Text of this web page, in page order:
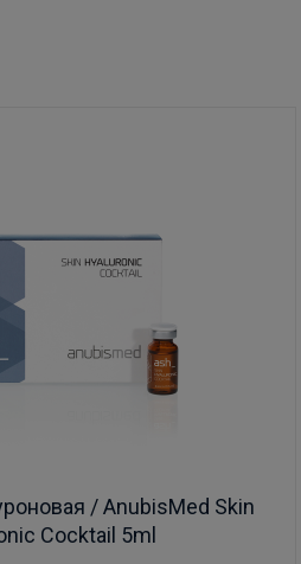
/ AnubisMed Skin
Cocktail 5ml